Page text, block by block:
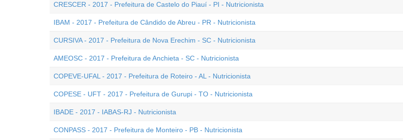
CRESCER - 2017 - Prefeitura de Castelo do Piauí - PI - Nutricionista
IBAM - 2017 - Prefeitura de Cândido de Abreu - PR - Nutricionista
CURSIVA - 2017 - Prefeitura de Nova Erechim - SC - Nutricionista
AMEOSC - 2017 - Prefeitura de Anchieta - SC - Nutricionista
COPEVE-UFAL - 2017 - Prefeitura de Roteiro - AL - Nutricionista
COPESE - UFT - 2017 - Prefeitura de Gurupi - TO - Nutricionista
IBADE - 2017 - IABAS-RJ - Nutricionista
CONPASS - 2017 - Prefeitura de Monteiro - PB - Nutricionista